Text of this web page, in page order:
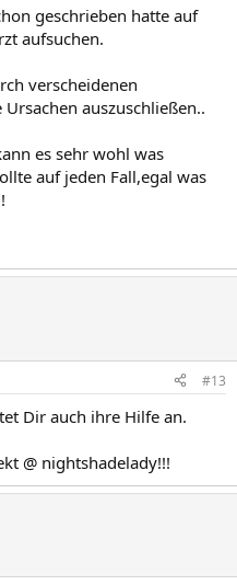
geschrieben hatte auf
aufsuchen.
verscheidenen
auszuschließen..
es sehr wohl was
auf jeden Fall,egal was
#13
Dir auch ihre Hilfe an.
@ nightshadelady!!!